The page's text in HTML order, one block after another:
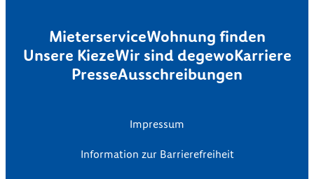
MieterserviceWohnung finden
Unsere KiezeWir sind degewoKarriere
PresseAusschreibungen
Impressum
Information zur Barrierefreiheit